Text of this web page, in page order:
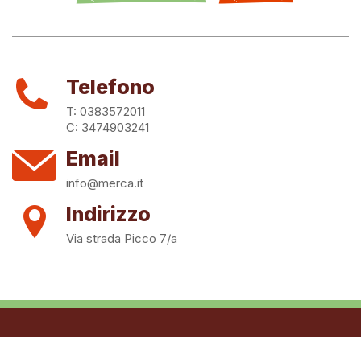
Telefono
T: 0383572011
C: 3474903241
Email
info@merca.it
Indirizzo
Via strada Picco 7/a